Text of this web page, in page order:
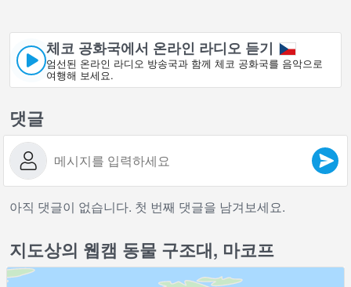
체코 공화국에서 온라인 라디오 듣기
엄선된 온라인 라디오 방송국과 함께 체코 공화국를 음악으로
여행해 보세요.
댓글
아직 댓글이 없습니다. 첫 번째 댓글을 남겨보세요.
지도상의 웹캠 동물 구조대, 마코프